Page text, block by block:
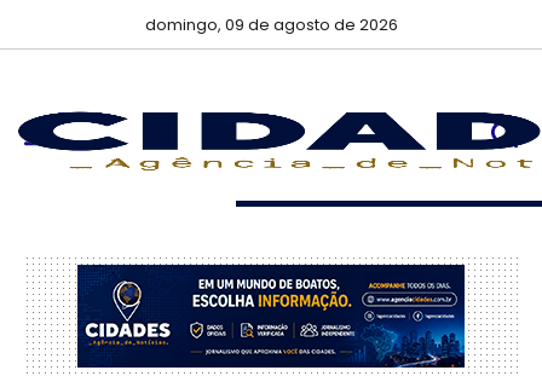
domingo, 09 de agosto de 2026